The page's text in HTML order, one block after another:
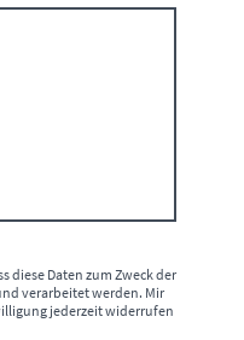
diese Daten zum Zweck der
verarbeitet werden. Mir
jederzeit widerrufen